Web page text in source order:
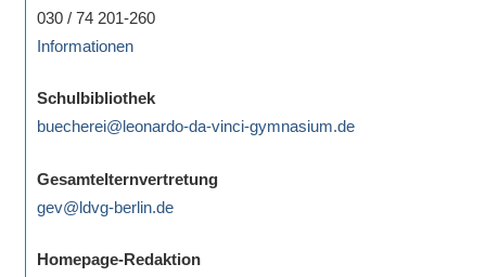
030 / 74 201-260
Informationen
Schulbibliothek
buecherei@leonardo-da-vinci-gymnasium.de
Gesamtelternvertretung
gev@ldvg-berlin.de
Homepage-Redaktion